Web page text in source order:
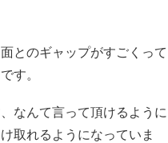
とのギャップがすごくって
す。
なんて言って頂けるように
取れるようになっていま